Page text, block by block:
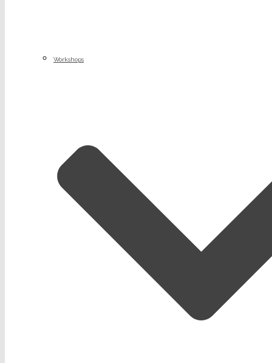
Workshops